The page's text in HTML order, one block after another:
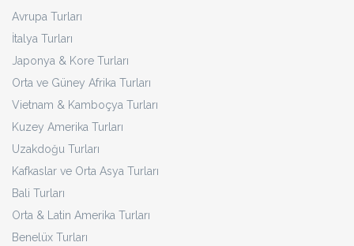
Avrupa Turları
İtalya Turları
Japonya & Kore Turları
Orta ve Güney Afrika Turları
Vietnam & Kamboçya Turları
Kuzey Amerika Turları
Uzakdoğu Turları
Kafkaslar ve Orta Asya Turları
Bali Turları
Orta & Latin Amerika Turları
Benelüx Turları